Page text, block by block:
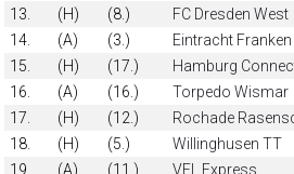
13.
(H) (8.) FC Dresden West
14.
(A) (3.) Eintracht Franken
15.
(H) (17.) Hamburg
16.
(A) (16.) Torpedo Wismar
17.
(H) (12.) Rochade
18.
(H) (5.) Willinghusen TT
19.
(A) (11.) VFL.Express